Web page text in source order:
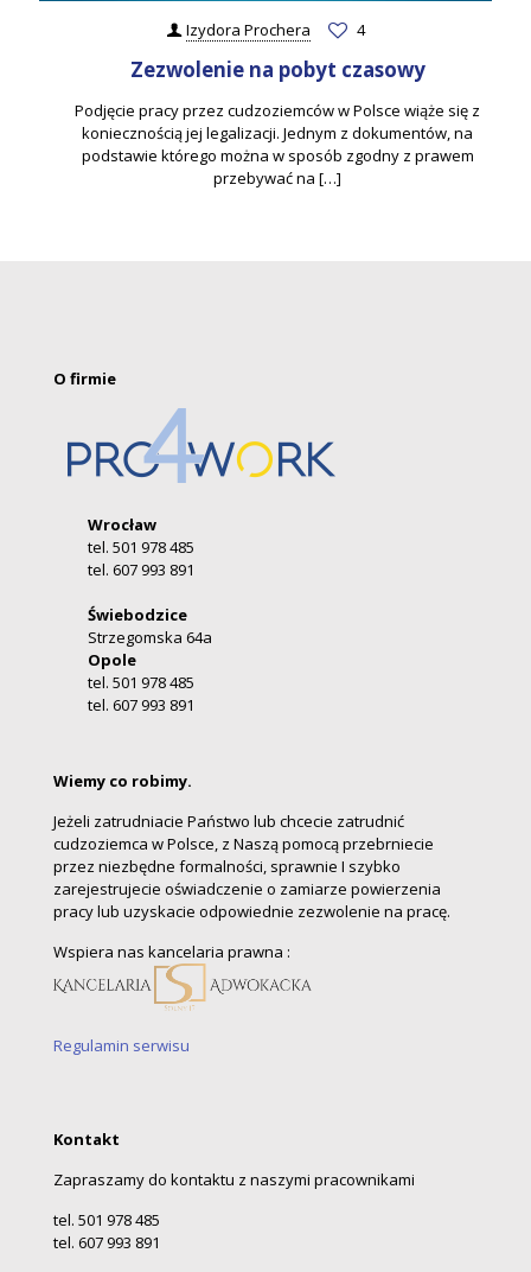
Izydora Prochera 4
Zezwolenie na pobyt czasowy
Podjęcie pracy przez cudzoziemców w Polsce wiąże się z
koniecznością jej legalizacji. Jednym z dokumentów, na
podstawie którego można w sposób zgodny z prawem
przebywać na […]
O firmie
Wrocław
tel. 501 978 485
tel. 607 993 891
Świebodzice
Strzegomska 64a
Opole
tel. 501 978 485
tel. 607 993 891
Wiemy co robimy.
Jeżeli zatrudniacie Państwo lub chcecie zatrudnić
cudzoziemca w Polsce, z Naszą pomocą przebrniecie
przez niezbędne formalności, sprawnie I szybko
zarejestrujecie oświadczenie o zamiarze powierzenia
pracy lub uzyskacie odpowiednie zezwolenie na pracę.
Wspiera nas kancelaria prawna :
Regulamin serwisu
Kontakt
Zapraszamy do kontaktu z naszymi pracownikami
tel. 501 978 485
tel. 607 993 891